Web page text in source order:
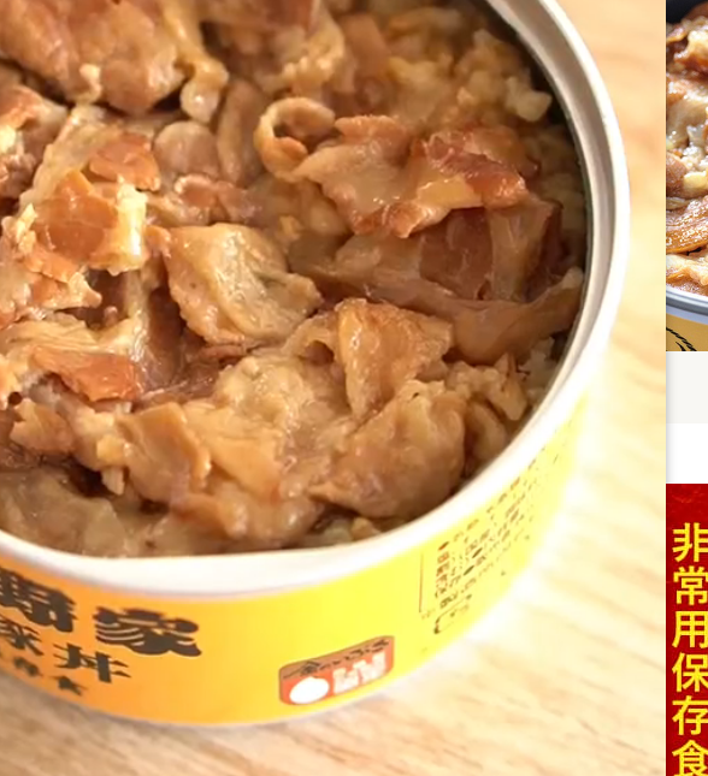
吉野家牛丼の具が合体した、 温めなくても召し上が
ます。製造後賞味4年。 「金のいぶき」は栄養価が高
倍、 ビタミンEは26倍と災害時でも栄養豊富な食糧